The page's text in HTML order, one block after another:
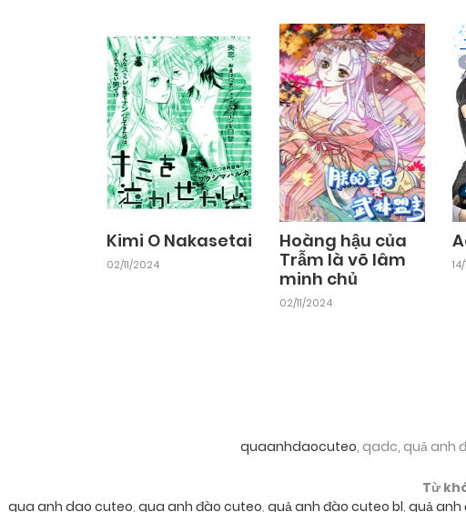
Kimi O Nakasetai
02/11/2024
Hoàng hậu của
Trẫm là võ lâm
minh chủ
02/11/2024
quaanhdaocuteo, qadc, quả anh
Từ
qua anh dao cuteo, qua anh đào cuteo, quả anh đào cuteo bl, quả anh